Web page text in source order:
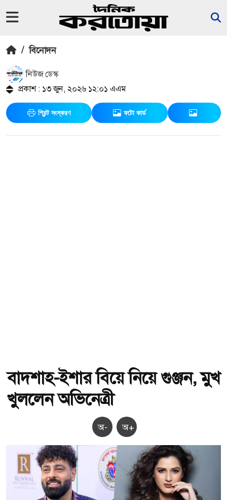
/ বিনোদন
নিউজ ডেস্ক
প্রকাশ : ১৩ জুন, ২০২৬ ১২:০১ এএম
প্রিন্ট সংস্করণ ফটো কার্ড
বাদশাহ-ইশার বিয়ে নিয়ে গুঞ্জন, মুখ
খুললেন অভিনেত্রী
অ- অ+